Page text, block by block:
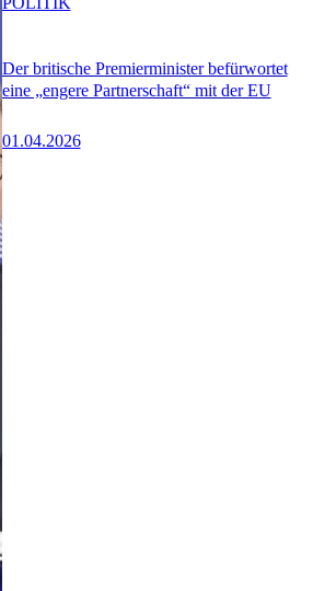
Der britische Premierminister befürwortet
eine „engere Partnerschaft“ mit der EU
01.04.2026